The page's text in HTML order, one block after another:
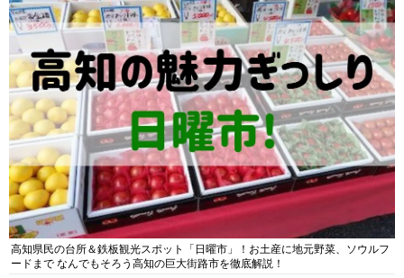
高知県民の台所＆鉄板観光スポット「日曜市」！お土産に地元野菜、ソウルフ
ードまで なんでもそろう高知の巨大街路市を徹底解説！